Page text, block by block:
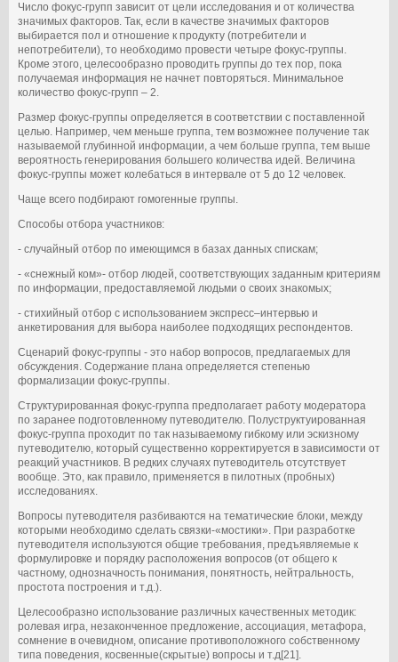
Число фокус-групп зависит от цели исследования и от количества
значимых факторов. Так, если в качестве значимых факторов
выбирается пол и отношение к продукту (потребители и
непотребители), то необходимо провести четыре фокус-группы.
Кроме этого, целесообразно проводить группы до тех пор, пока
получаемая информация не начнет повторяться. Минимальное
количество фокус-групп – 2.
Размер фокус-группы определяется в соответствии с поставленной
целью. Например, чем меньше группа, тем возможнее получение так
называемой глубинной информации, а чем больше группа, тем выше
вероятность генерирования большего количества идей. Величина
фокус-группы может колебаться в интервале от 5 до 12 человек.
Чаще всего подбирают гомогенные группы.
Способы отбора участников:
- случайный отбор по имеющимся в базах данных спискам;
- «снежный ком»- отбор людей, соответствующих заданным критериям
по информации, предоставляемой людьми о своих знакомых;
- стихийный отбор с использованием экспресс–интервью и
анкетирования для выбора наиболее подходящих респондентов.
Сценарий фокус-группы - это набор вопросов, предлагаемых для
обсуждения. Содержание плана определяется степенью
формализации фокус-группы.
Структурированная фокус-группа предполагает работу модератора
по заранее подготовленному путеводителю. Полуструктуированная
фокус-группа проходит по так называемому гибкому или эскизному
путеводителю, который существенно корректируется в зависимости от
реакций участников. В редких случаях путеводитель отсутствует
вообще. Это, как правило, применяется в пилотных (пробных)
исследованиях.
Вопросы путеводителя разбиваются на тематические блоки, между
которыми необходимо сделать связки-«мостики». При разработке
путеводителя используются общие требования, предъявляемые к
формулировке и порядку расположения вопросов (от общего к
частному, однозначность понимания, понятность, нейтральность,
простота построения и т.д.).
Целесообразно использование различных качественных методик:
ролевая игра, незаконченное предложение, ассоциация, метафора,
сомнение в очевидном, описание противоположного собственному
типа поведения, косвенные(скрытые) вопросы и т.д[21].